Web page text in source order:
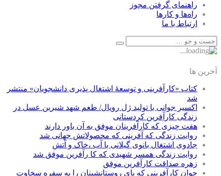
راهنمای گرفتن مجوز
راه‌ها و كارها
ارتباط با ما
آخرین ها
کتاب «کارآفرینی و توسعۀ اشتغال پذیری دانشجویان» منتشر
شد
اکسیر جوانی با تولید ژل رویال/ طعم شهد شیرین عسل‌ در
زندگی کارآفرین کردستانی
هفت چیزی که کارآفرینان موفق به آن باور دارند
روایت زندگی که آفرینی که محصولاتش جهانی شد
جادوی اشتغال بانوی گیلانی با آب ،خاک و آتش
روایت زندگی همسر شهیدی که کا رآفرین موفق شد
زهره صداقت کارآفرین موفق
جوان کارآفرینی که پای روستانشینان را به سفره سخاوت